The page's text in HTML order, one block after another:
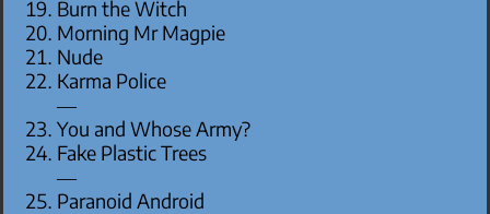
Burn the Witch
Morning Mr Magpie
Nude
Karma Police
—
You and Whose Army?
Fake Plastic Trees
—
Paranoid Android